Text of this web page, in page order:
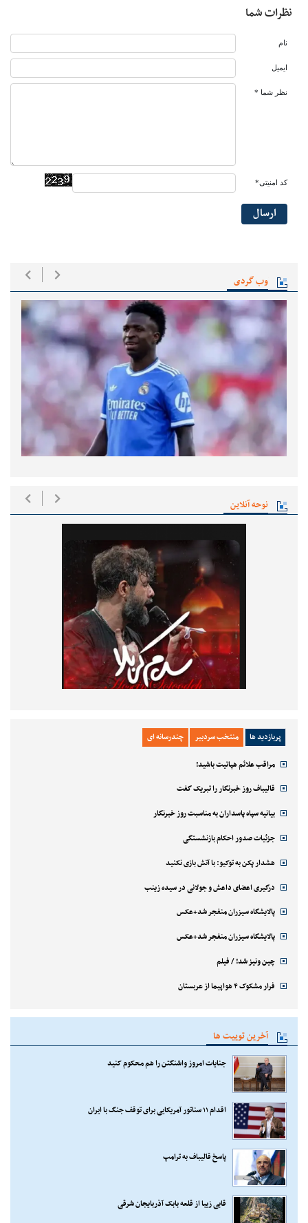
وب گردی
نوحه آنلاین
پربازدید ها منتخب سردبیر چندرسانه ای
مراقب علائم هپاتیت باشید!
قالیباف روز خبرنگار را تبریک گفت
بیانیه سپاه پاسداران به مناسبت روز خبرنگار
جزئیات صدور احکام بازنشستگی
هشدار پکن به توکیو: با آتش بازی نکنید
درگیری اعضای داعش و جولانی در سیده زینب
پالایشگاه سیزران منفجر شد+عکس
پالایشگاه سیزران منفجر شد+عکس
چین ونیز شد! / فیلم
فرار مشکوک ۴ هواپیما از عربستان
آخرین توییت ها
جنایات امروز واشنگتن را هم محکوم کنید
اقدام ۱۱ سناتور آمریکایی برای توقف جنگ با ایران
پاسخ قالیباف به ترامپ
قابی زیبا از قلعه بابک آذربایجان شرقی
نظرات شما
نام
ایمیل
نظر شما *
کد امنیتی*
ارسال